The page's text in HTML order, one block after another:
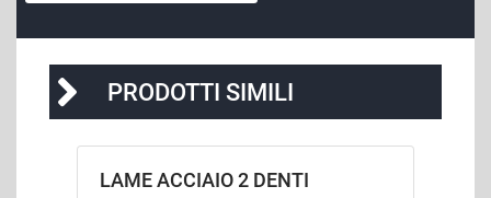
PRODOTTI SIMILI
LAME ACCIAIO 2 DENTI